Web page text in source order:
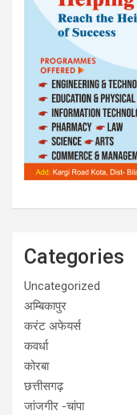
Categories
Uncategorized
अम्बिकापुर
करंट अफेयर्स
कवर्धा
कोरबा
छत्तीसगढ़
जांजगीर -चांपा